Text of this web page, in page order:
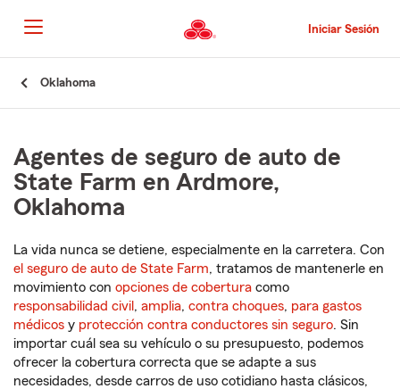
al
contenido
principal
Iniciar Sesión
Oklahoma
Agentes de seguro de auto de
State Farm en Ardmore,
Oklahoma
La vida nunca se detiene, especialmente en la carretera. Con
el seguro de auto de State Farm, tratamos de mantenerle en
movimiento con opciones de cobertura como
responsabilidad civil , amplia, contra choques, para gastos
médicos y protección contra conductores sin seguro. Sin
importar cuál sea su vehículo o su presupuesto, podemos
ofrecer la cobertura correcta que se adapte a sus
necesidades, desde carros de uso cotidiano hasta clásicos,